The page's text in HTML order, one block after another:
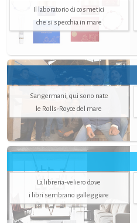
Il laboratorio di cosmetici
che si specchia in mare
Sangermani, qui sono nate
le Rolls-Royce del mare
La libreria-veliero dove
i libri sembrano galleggiare